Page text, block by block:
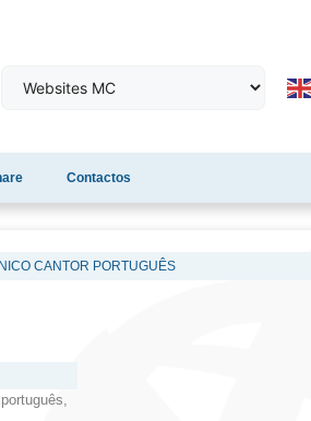
Contactos
CANTOR PORTUGUÊS